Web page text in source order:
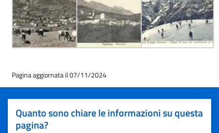
Pagina aggiornata il 07/11/2024
Quanto sono chiare le informazioni su questa
pagina?